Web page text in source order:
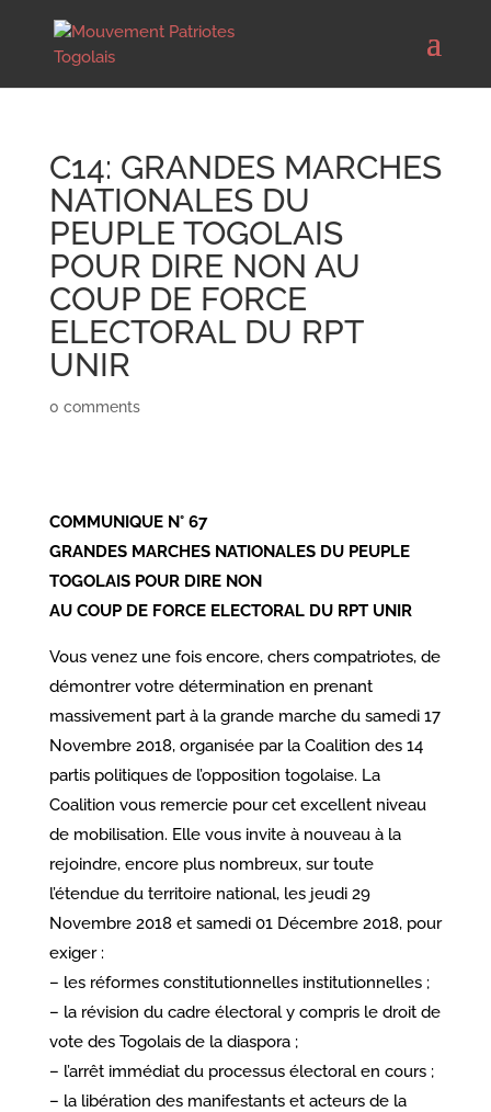
C14: GRANDES MARCHES
NATIONALES DU
PEUPLE TOGOLAIS
POUR DIRE NON AU
COUP DE FORCE
ELECTORAL DU RPT
UNIR
0 comments
COMMUNIQUE N° 67
GRANDES MARCHES NATIONALES DU PEUPLE
TOGOLAIS POUR DIRE NON
AU COUP DE FORCE ELECTORAL DU RPT UNIR
Vous venez une fois encore, chers compatriotes, de
démontrer votre détermination en prenant
massivement part à la grande marche du samedi 17
Novembre 2018, organisée par la Coalition des 14
partis politiques de l’opposition togolaise. La
Coalition vous remercie pour cet excellent niveau
de mobilisation. Elle vous invite à nouveau à la
rejoindre, encore plus nombreux, sur toute
l’étendue du territoire national, les jeudi 29
Novembre 2018 et samedi 01 Décembre 2018, pour
exiger :
– les réformes constitutionnelles institutionnelles ;
– la révision du cadre électoral y compris le droit de
vote des Togolais de la diaspora ;
– l’arrêt immédiat du processus électoral en cours ;
– la libération des manifestants et acteurs de la